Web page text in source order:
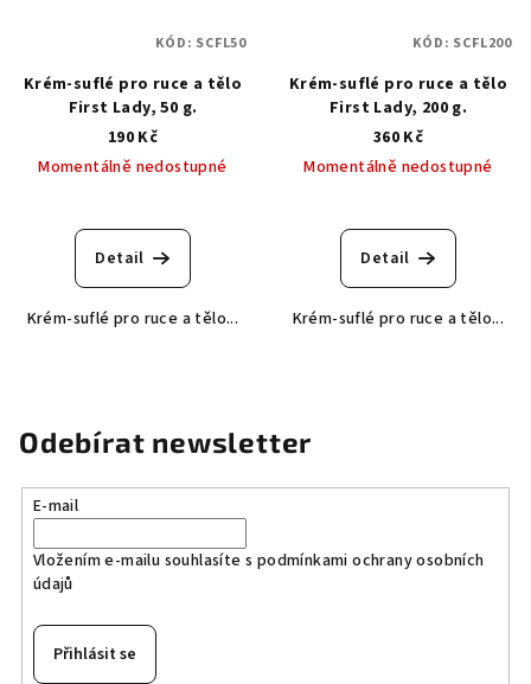
Krém-suflé pro ruce a tělo
First Lady, 50 g.
190 Kč
Momentálně nedostupné
hodnocení
produktu
z
Detail
Krém-suflé pro ruce a tělo...
KÓD: SCFL50
Krém-suflé pro ruce a tělo
First Lady, 200 g.
360 Kč
Momentálně nedostupné
Detail
Krém-suflé pro ruce a tělo...
KÓD: SCFL200
Odebírat newsletter
E-mail
Vložením e-mailu souhlasíte s podmínkami ochrany osobních
údajů
Přihlásit se